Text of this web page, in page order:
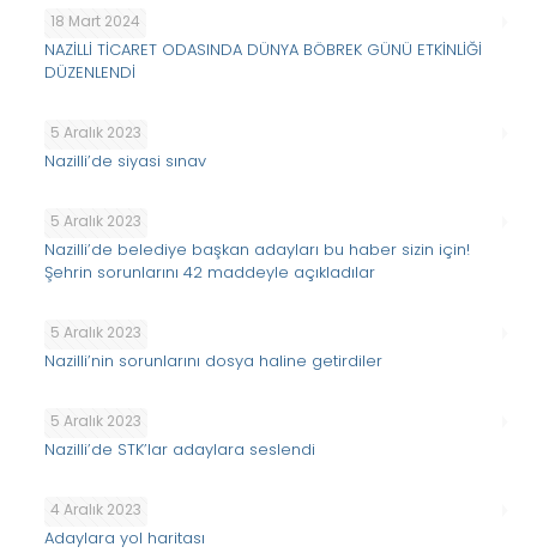
18 Mart 2024
NAZİLLİ TİCARET ODASINDA DÜNYA BÖBREK GÜNÜ ETKİNLİĞİ
DÜZENLENDİ
5 Aralık 2023
Nazilli’de siyasi sınav
5 Aralık 2023
Nazilli’de belediye başkan adayları bu haber sizin için!
Şehrin sorunlarını 42 maddeyle açıkladılar
5 Aralık 2023
Nazilli’nin sorunlarını dosya haline getirdiler
5 Aralık 2023
Nazilli’de STK’lar adaylara seslendi
4 Aralık 2023
Adaylara yol haritası